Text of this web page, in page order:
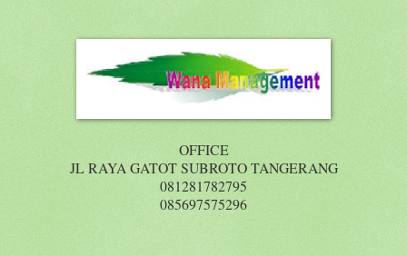
OFFICE
JL RAYA GATOT SUBROTO TANGERANG
081281782795
085697575296